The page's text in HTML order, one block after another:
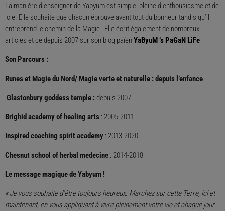
La manière d’enseigner de Yabyum est simple, pleine d’enthousiasme et de
joie. Elle souhaite que chacun éprouve avant tout du bonheur tandis qu’il
entreprend le chemin de la Magie ! Elle écrit également de nombreux
articles et ce depuis 2007 sur son blog païen YaByuM ‘s PaGaN LiFe
Son Parcours :
Runes et Magie du Nord/ Magie verte et naturelle : depuis l’enfance
Glastonbury goddess temple : depuis 2007
Brighid academy of healing arts : 2005-2011
Inspired coaching spirit academy : 2013-2020
Chesnut school of herbal medecine : 2014-2018
Le message magique de Yabyum !
« Je vous souhaite d’être toujours heureux. Marchez sur cette Terre, ici et
maintenant, en vous appliquant à vivre pleinement votre vie et chaque jour